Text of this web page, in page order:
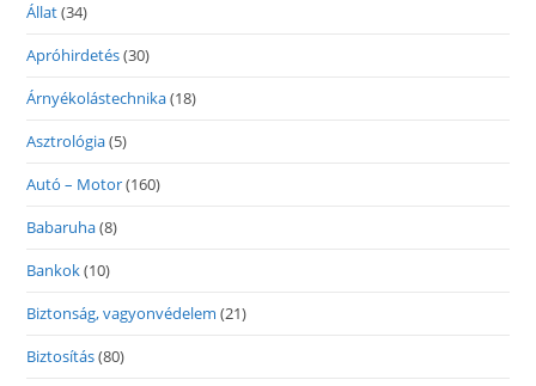
Állat(34)
Apróhirdetés(30)
Árnyékolástechnika(18)
Asztrológia(5)
Autó – Motor(160)
Babaruha(8)
Bankok(10)
Biztonság, vagyonvédelem (21)
Biztosítás(80)